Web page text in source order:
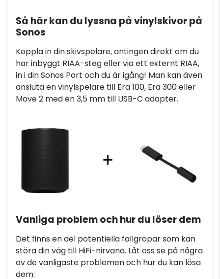
Så här kan du lyssna på vinylskivor på
Sonos
Koppla in din skivspelare, antingen direkt om du
har inbyggt RIAA-steg eller via ett externt RIAA,
in i din Sonos Port och du är igång! Man kan även
ansluta en vinylspelare till Era 100, Era 300 eller
Move 2 med en 3,5 mm till USB-C adapter.
Vanliga problem och hur du löser dem
Det finns en del potentiella fallgropar som kan
störa din väg till HiFi-nirvana. Låt oss se på några
av de vanligaste problemen och hur du kan lösa
dem: